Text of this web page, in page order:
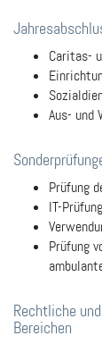
Caritas-
Aus- und
Prüfung
IT-Prüfung
Prüfung
Rechtliche
Bereichen